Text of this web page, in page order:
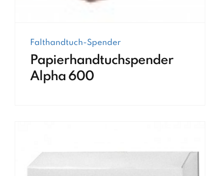
Falthandtuch-Spender
Papierhandtuchspender
Alpha 600